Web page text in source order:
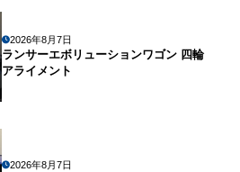
2026年8月7日
ランサーエボリューションワゴン 四輪
アライメント
2026年8月7日